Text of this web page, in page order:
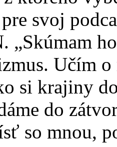
svoj
„Skúmam
Učím
si krajiny
do
so mnou,